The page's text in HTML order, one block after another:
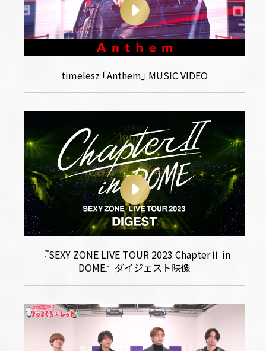
timelesz ｢Anthem｣ MUSIC VIDEO
『SEXY ZONE LIVE TOUR 2023 ChapterⅡ in
DOME』ダイジェスト映像